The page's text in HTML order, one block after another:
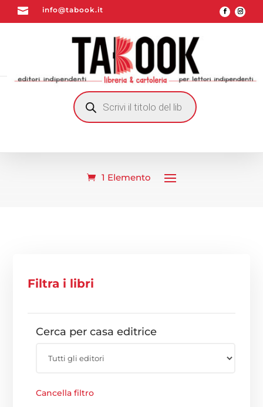
 info@tabook.it
RICERCA
PRODOTTI
1 Elemento
Filtra i libri
Cerca per casa editrice
Cancella filtro